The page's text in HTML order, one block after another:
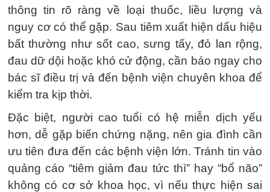
thông tin rõ ràng về loại thuốc, liều lượng và
nguy cơ có thể gặp. Sau tiêm xuất hiện dấu hiệu
bất thường như sốt cao, sưng tấy, đỏ lan rộng,
đau dữ dội hoặc khó cử động, cần báo ngay cho
bác sĩ điều trị và đến bệnh viện chuyên khoa để
kiểm tra kịp thời.
Đặc biệt, người cao tuổi có hệ miễn dịch yếu
hơn, dễ gặp biến chứng nặng, nên gia đình cần
ưu tiên đưa đến các bệnh viện lớn. Tránh tin vào
quảng cáo “tiêm giảm đau tức thì” hay “bổ não”
không có cơ sở khoa học, vì nếu thực hiện sai